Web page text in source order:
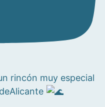
un rincón muy especial